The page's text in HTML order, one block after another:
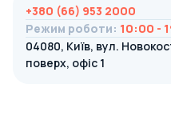
+380 (66) 953 2000
Режим роботи: 10:00 -
04080, Київ, вул.
поверх, офіс 1